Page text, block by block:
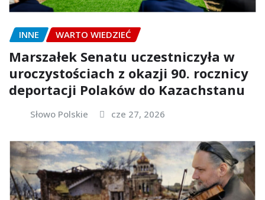
INNE WARTO WIEDZIEĆ
Marszałek Senatu uczestniczyła w
uroczystościach z okazji 90. rocznicy
deportacji Polaków do Kazachstanu
Słowo Polskie cze 27, 2026